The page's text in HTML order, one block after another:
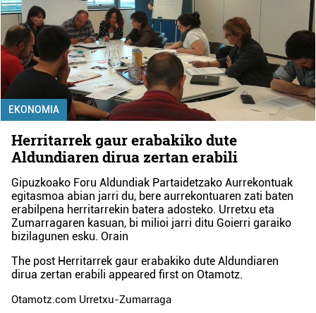
EKONOMIA
Herritarrek gaur erabakiko dute
Aldundiaren dirua zertan erabili
Gipuzkoako Foru Aldundiak Partaidetzako Aurrekontuak
egitasmoa abian jarri du, bere aurrekontuaren zati baten
erabilpena herritarrekin batera adosteko. Urretxu eta
Zumarragaren kasuan, bi milioi jarri ditu Goierri garaiko
bizilagunen esku. Orain
The post Herritarrek gaur erabakiko dute Aldundiaren
dirua zertan erabili appeared first onOtamotz.
Otamotz.com Urretxu-Zumarraga